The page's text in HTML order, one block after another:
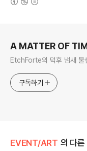
A MATTER OF
EtchForte의 덕후 냄새 물
구독하기
EVENT/ART 의 다른